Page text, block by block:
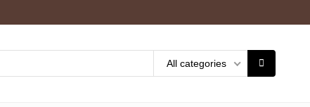
All categories